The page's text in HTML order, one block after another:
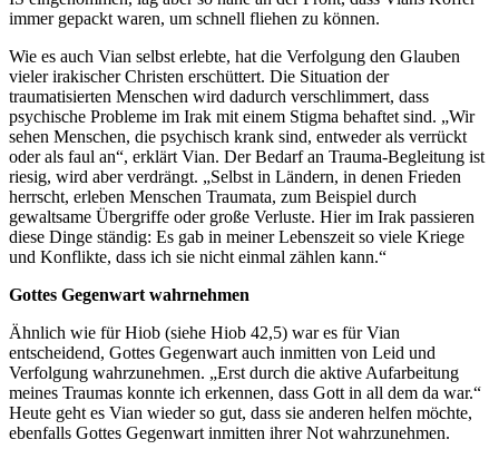
immer gepackt waren, um schnell fliehen zu können.
Wie es auch Vian selbst erlebte, hat die Verfolgung den Glauben
vieler irakischer Christen erschüttert. Die Situation der
traumatisierten Menschen wird dadurch verschlimmert, dass
psychische Probleme im Irak mit einem Stigma behaftet sind. „Wir
sehen Menschen, die psychisch krank sind, entweder als verrückt
oder als faul an“, erklärt Vian. Der Bedarf an Trauma-Begleitung ist
riesig, wird aber verdrängt. „Selbst in Ländern, in denen Frieden
herrscht, erleben Menschen Traumata, zum Beispiel durch
gewaltsame Übergriffe oder große Verluste. Hier im Irak passieren
diese Dinge ständig: Es gab in meiner Lebenszeit so viele Kriege
und Konflikte, dass ich sie nicht einmal zählen kann.“
Gottes Gegenwart wahrnehmen
Ähnlich wie für Hiob (siehe Hiob 42,5) war es für Vian
entscheidend, Gottes Gegenwart auch inmitten von Leid und
Verfolgung wahrzunehmen. „Erst durch die aktive Aufarbeitung
meines Traumas konnte ich erkennen, dass Gott in all dem da war.“
Heute geht es Vian wieder so gut, dass sie anderen helfen möchte,
ebenfalls Gottes Gegenwart inmitten ihrer Not wahrzunehmen.